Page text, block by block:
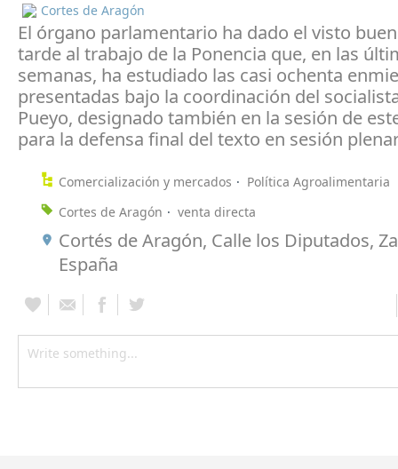
Cortes de Aragón
El órgano parlamentario ha dado el visto
tarde al trabajo de la Ponencia que, en las
semanas, ha estudiado las casi ochenta
presentadas bajo la coordinación del
Pueyo, designado también en la sesión de
para la defensa final del texto en sesión
Comercialización y mercados
Política Agroalimentaria
Cortes de Aragón
venta directa
Cortés de Aragón, Calle los Diputados,
España